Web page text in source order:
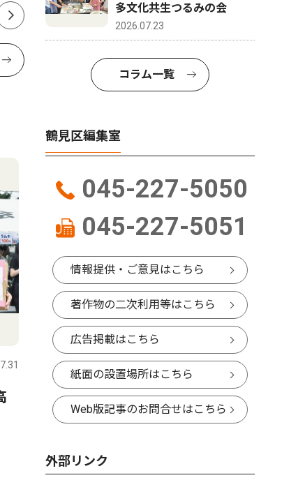
多文化共生つるみの会
2026.07.23
コラム一覧
鶴見区編集室
045-227-5050
045-227-5051
情報提供・ご意見はこちら
著作物の二次利用等はこちら
広告掲載はこちら
紙面の設置場所はこちら
Web版記事のお問合せはこちら
外部リンク